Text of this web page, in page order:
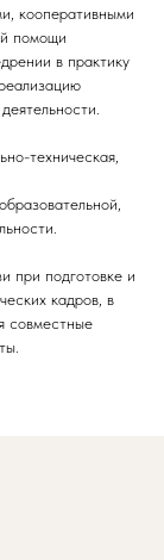
кооперативными
помощи
в практику
техническая,
при подготовке и
кадров, в
совместные